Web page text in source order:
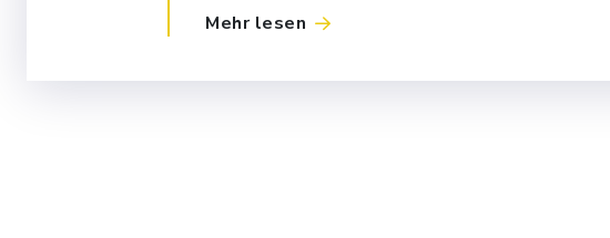
Wir suchen ab sofort Verstärkung -
Anerkennungspraktikanten (m/w/d) - FSJ…
Mehr lesen